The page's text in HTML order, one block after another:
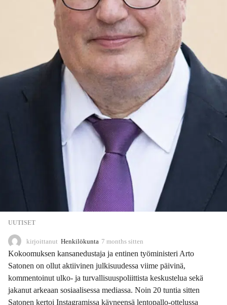
UUTISET
kirjoittanut Henkilökunta 7 months sitten
m
o
n
t
h
Kokoomuksen kansanedustaja ja entinen työministeri Arto
Satonen on ollut aktiivinen julkisuudessa viime päivinä,
kommentoinut ulko- ja turvallisuuspoliittista keskustelua sekä
jakanut arkeaan sosiaalisessa mediassa. Noin 20 tuntia sitten
Satonen kertoi Instagramissa käyneensä lentopallo-ottelussa